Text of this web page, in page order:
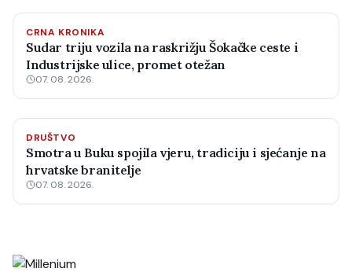
CRNA KRONIKA
Sudar triju vozila na raskrižju Šokačke ceste i
Industrijske ulice, promet otežan
07. 08. 2026.
DRUŠTVO
Smotra u Buku spojila vjeru, tradiciju i sjećanje na
hrvatske branitelje
07. 08. 2026.